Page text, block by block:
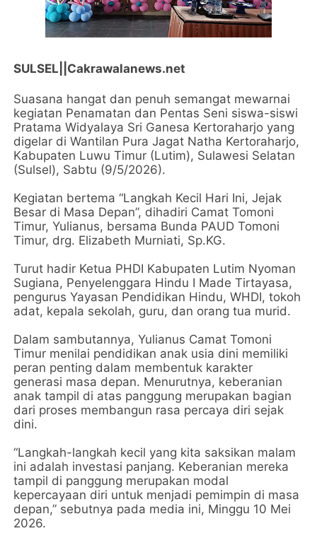
SULSEL||Cakrawalanews.net
Suasana hangat dan penuh semangat mewarnai
kegiatan Penamatan dan Pentas Seni siswa-siswi
Pratama Widyalaya Sri Ganesa Kertoraharjo yang
digelar di Wantilan Pura Jagat Natha Kertoraharjo,
Kabupaten Luwu Timur (Lutim), Sulawesi Selatan
(Sulsel), Sabtu (9/5/2026).
Kegiatan bertema “Langkah Kecil Hari Ini, Jejak
Besar di Masa Depan”, dihadiri Camat Tomoni
Timur, Yulianus, bersama Bunda PAUD Tomoni
Timur, drg. Elizabeth Murniati, Sp.KG.
Turut hadir Ketua PHDI Kabupaten Lutim Nyoman
Sugiana, Penyelenggara Hindu I Made Tirtayasa,
pengurus Yayasan Pendidikan Hindu, WHDI, tokoh
adat, kepala sekolah, guru, dan orang tua murid.
Dalam sambutannya, Yulianus Camat Tomoni
Timur menilai pendidikan anak usia dini memiliki
peran penting dalam membentuk karakter
generasi masa depan. Menurutnya, keberanian
anak tampil di atas panggung merupakan bagian
dari proses membangun rasa percaya diri sejak
dini.
“Langkah-langkah kecil yang kita saksikan malam
ini adalah investasi panjang. Keberanian mereka
tampil di panggung merupakan modal
kepercayaan diri untuk menjadi pemimpin di masa
depan,” sebutnya pada media ini, Minggu 10 Mei
2026.